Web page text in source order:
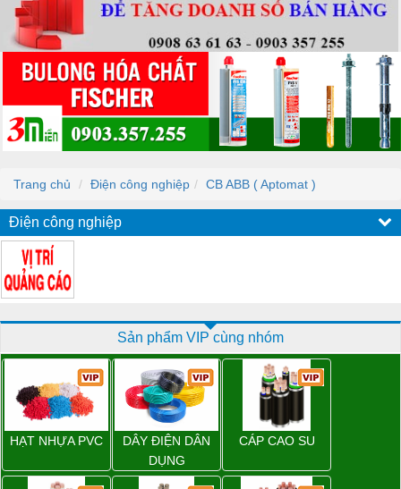
Trang chủ Điện công nghiệp CB ABB ( Aptomat )
Điện công nghiệp
Sản phẩm VIP cùng nhóm
HẠT NHỰA PVC
DÂY ĐIỆN DÂN
DỤNG
CÁP CAO SU